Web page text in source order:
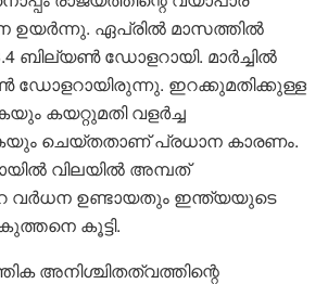
ഉയർന്നു. ഏപ്രിൽ മാസത്തിൽ
ബില്യൺ ഡോളറായി. മാർച്ചിൽ
ഡോളറായിരുന്നു. ഇറക്കുമതിക്കുള്ള
കയറ്റുമതി വളർച്ച
ചെയ്തതാണ് പ്രധാന കാരണം.
വിലയിൽ അമ്പത്
വർധന ഉണ്ടായതും ഇന്ത്യയുടെ
കൂട്ടി.
അനിശ്ചിതത്വത്തിന്റെ